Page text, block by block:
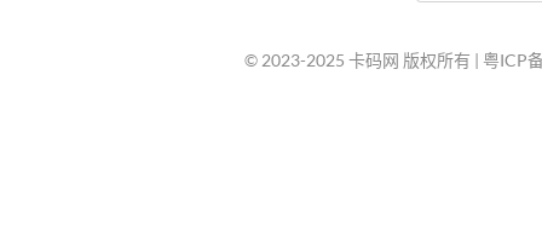
© 2023-2025 卡码网 版权所有 | 粤ICP